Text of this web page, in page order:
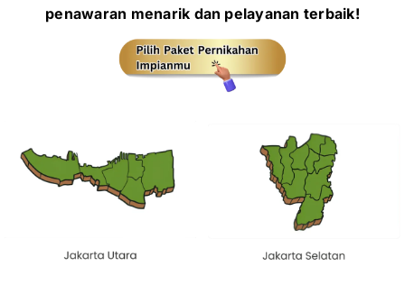
penawaran menarik dan pelayanan terbaik!